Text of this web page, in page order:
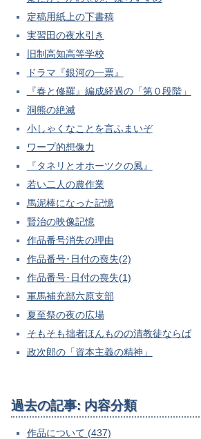
定稿用紙上の下書稿
実習田の夜水引き
旧制高知高等学校
ドラマ『銀河の一票』
『春と修羅』編成経過の「第０段階」
洞熊の絶滅
小しゃくなことを言ふまいぞ
ワープ的想像力
『タネリとオホーツクの風』
若い二人の農作業
馬泥棒になった記憶
賢治の映像記憶
作品番号消失の理由
作品番号･日付の喪失(2)
作品番号･日付の喪失(1)
軍馬補充部六原支部
夏至祭の夜の広場
そもそも拙者ほんものの清教徒ならば
政次郎の「資本主義の精神」
過去の記事: 内容分類
作品について (437)